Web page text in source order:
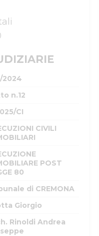
2024
n.12
CI
CIVILI
POST
80
di CREMONA
Giorgio
Rinoldi Andrea